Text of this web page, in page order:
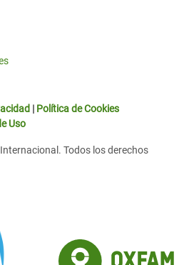
| Política de Cookies
Uso
Todos los derechos